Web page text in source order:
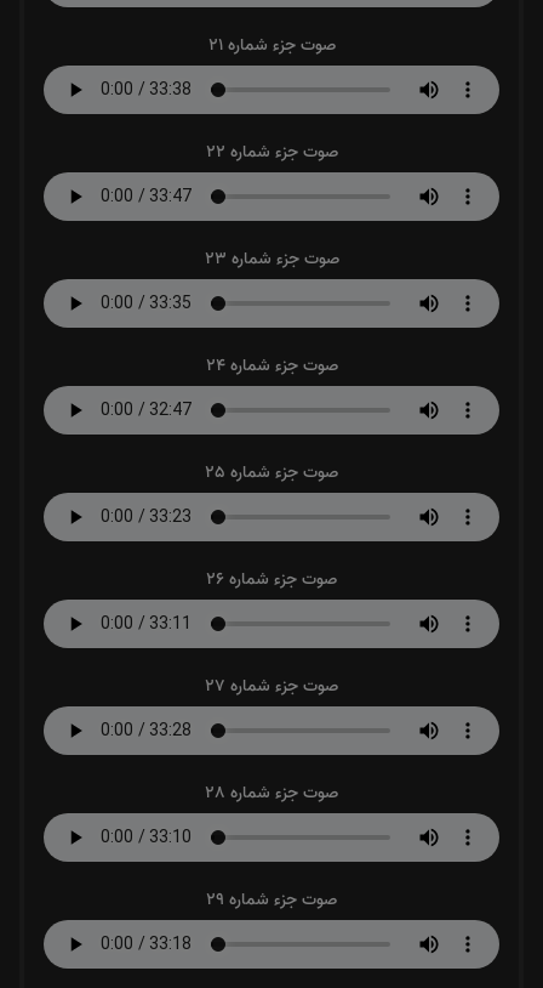
صوت جزء شماره 21
صوت جزء شماره 22
صوت جزء شماره 23
صوت جزء شماره 24
صوت جزء شماره 25
صوت جزء شماره 26
صوت جزء شماره 27
صوت جزء شماره 28
صوت جزء شماره 29